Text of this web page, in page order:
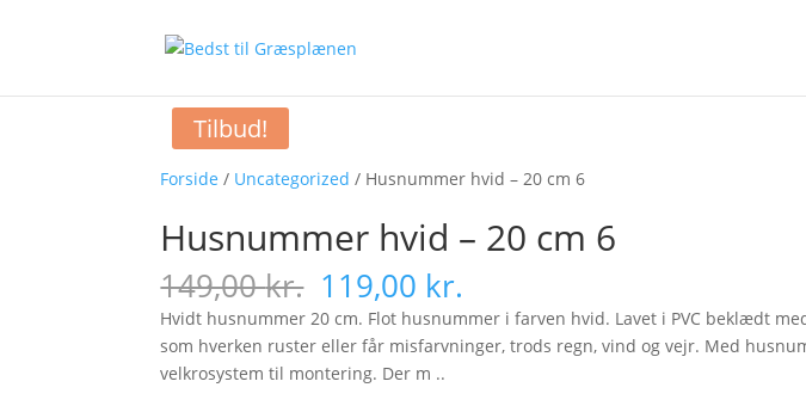
Forside / Uncategorized / Husnummer hvid – 20 cm 6
Tilbud!
Husnummer hvid – 20 cm 6
149,00kr. Original
price
was:
149,00 kr..
119,00 kr.
price
is:
119,00 kr..
Hvidt husnummer 20 cm. Flot husnummer i farven hvid. Lavet i PVC beklædt
som hverken ruster eller får misfarvninger, trods regn, vind og vejr. Med
velkrosystem til montering. Der m ..